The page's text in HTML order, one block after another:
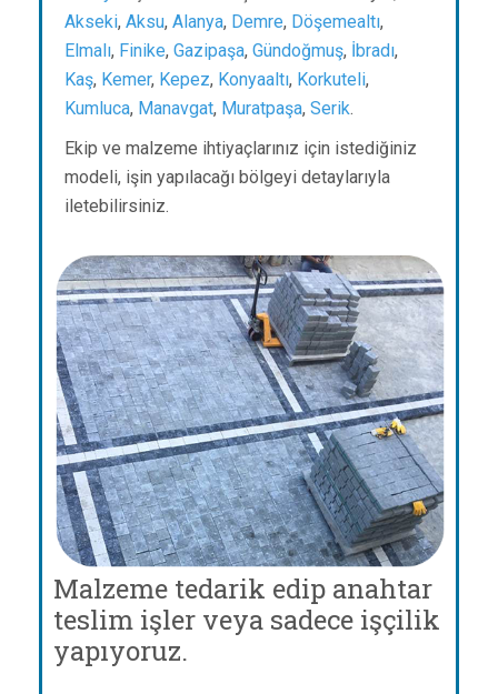
Akseki, Aksu, Alanya, Demre, Döşemealtı,
Elmalı, Finike, Gazipaşa, Gündoğmuş, İbradı,
Kaş, Kemer, Kepez, Konyaaltı, Korkuteli,
Kumluca, Manavgat, Muratpaşa, Serik.
Ekip ve malzeme ihtiyaçlarınız için istediğiniz
modeli, işin yapılacağı bölgeyi detaylarıyla
iletebilirsiniz.
Malzeme tedarik edip anahtar
teslim işler veya sadece işçilik
yapıyoruz.